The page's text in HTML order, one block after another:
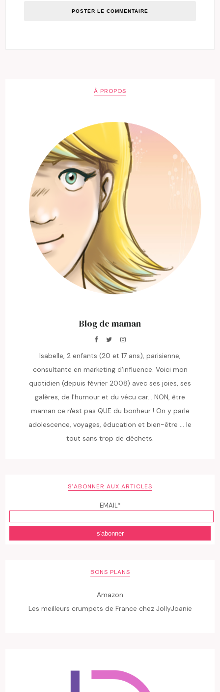
À PROPOS
Blog de maman
Isabelle, 2 enfants (20 et 17 ans), parisienne,
consultante en marketing d'influence. Voici mon
quotidien (depuis février 2008) avec ses joies, ses
galères, de l'humour et du vécu car... NON, être
maman ce n'est pas QUE du bonheur ! On y parle
adolescence, voyages, éducation et bien-être ... le
tout sans trop de déchets.
S’ABONNER AUX ARTICLES
EMAIL*
BONS PLANS
Amazon
Les meilleurs crumpets de France chez JollyJoanie